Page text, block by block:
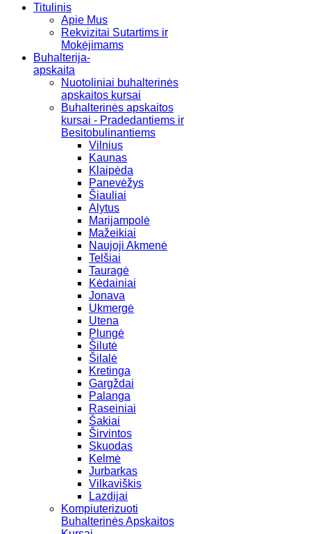
Titulinis
Apie Mus
Rekvizitai Sutartims ir
Mokėjimams
Buhalterija-
apskaita
Nuotoliniai buhalterinės
apskaitos kursai
Buhalterinės apskaitos
kursai - Pradedantiems ir
Besitobulinantiems
Vilnius
Kaunas
Klaipėda
Panevėžys
Šiauliai
Alytus
Marijampolė
Mažeikiai
Naujoji Akmenė
Telšiai
Tauragė
Kėdainiai
Jonava
Ukmergė
Utena
Plungė
Šilutė
Šilalė
Kretinga
Gargždai
Palanga
Raseiniai
Šakiai
Širvintos
Skuodas
Kelmė
Jurbarkas
Vilkaviškis
Lazdijai
Kompiuterizuoti
Buhalterinės Apskaitos